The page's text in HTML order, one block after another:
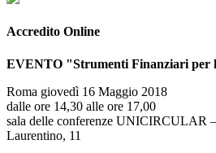
Accredito Online
EVENTO "Strumenti Finanziari per
Roma giovedì 16 Maggio 2018
dalle ore 14,30 alle ore 17,00
sala delle conferenze UNICIRCULAR
Laurentino, 11